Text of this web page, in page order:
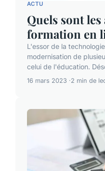
ACTU
Quels sont les
formation en
L'essor de la
modernisation de
celui de l'éducation.
16 mars 2023 2 min de